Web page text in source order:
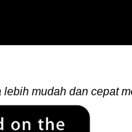
lebih mudah dan cepat